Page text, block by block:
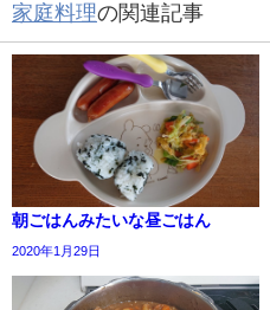
家庭料理の関連記事
朝ごはんみたいな昼ごはん
2020年1月29日